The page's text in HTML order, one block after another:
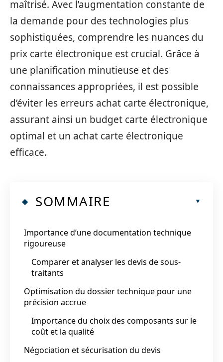
maîtrisé. Avec l’augmentation constante de
la demande pour des technologies plus
sophistiquées, comprendre les nuances du
prix carte électronique est crucial. Grâce à
une planification minutieuse et des
connaissances appropriées, il est possible
d’éviter les erreurs achat carte électronique,
assurant ainsi un budget carte électronique
optimal et un achat carte électronique
efficace.
SOMMAIRE
Importance d’une documentation technique
rigoureuse
Comparer et analyser les devis de sous-
traitants
Optimisation du dossier technique pour une
précision accrue
Importance du choix des composants sur le
coût et la qualité
Négociation et sécurisation du devis